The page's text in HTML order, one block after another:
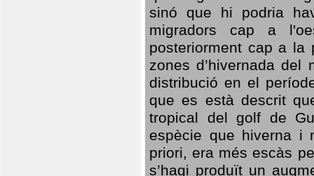
sinó que hi podria
migradors cap a
posteriorment cap a la
zones d’hivernada
distribució en el
que es està descrit
tropical del golf de
espècie que hiverna i
priori, era més escàs
s’hagi produït un